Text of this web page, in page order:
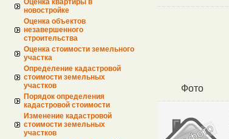
Оценка квартиры в
новостройке
Оценка объектов
незавершенного
строительства
Оценка стоимости земельного
участка
Определение кадастровой
стоимости земельных
участков
Порядок определения
кадастровой стоимости
Изменение кадастровой
стоимости земельных
участков
Фото